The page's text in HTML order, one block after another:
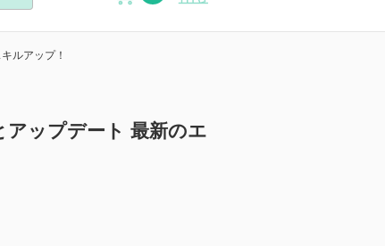
ルアップ！
アップデート 最新のエ